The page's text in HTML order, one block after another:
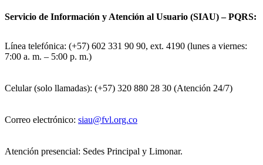
Servicio de Información y Atención al Usuario (SIAU) – PQRS:
Línea telefónica: (+57) 602 331 90 90, ext. 4190 (lunes a viernes:
7:00 a. m. – 5:00 p. m.)
Celular (solo llamadas): (+57) 320 880 28 30 (Atención 24/7)
Correo electrónico: siau@fvl.org.co
Atención presencial: Sedes Principal y Limonar.